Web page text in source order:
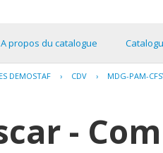
A propos du catalogue
DEMOSTAF › CDV › MDG-PAM-
-